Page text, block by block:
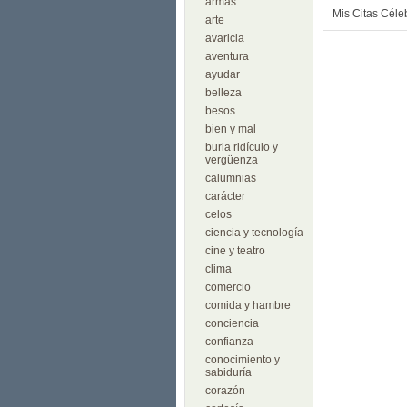
arte
avaricia
aventura
ayudar
belleza
besos
bien y mal
burla ridículo y
vergüenza
calumnias
carácter
celos
ciencia y tecnología
cine y teatro
clima
comercio
comida y hambre
conciencia
confianza
conocimiento y
sabiduría
corazón
Mis Citas